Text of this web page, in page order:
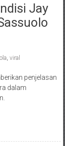
Jay
viral
penjelasan
dalam